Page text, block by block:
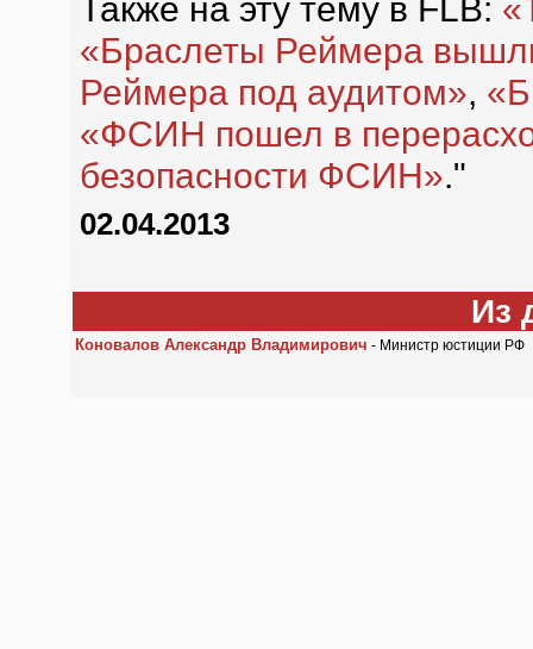
Также на эту тему в FLB:
«Браслеты Реймера
Реймера под аудитом»,
«ФСИН пошел в
безопасности ФСИН»."
02.04.2013
Из
Коновалов Александр Владимирович - Министр юстиции РФ